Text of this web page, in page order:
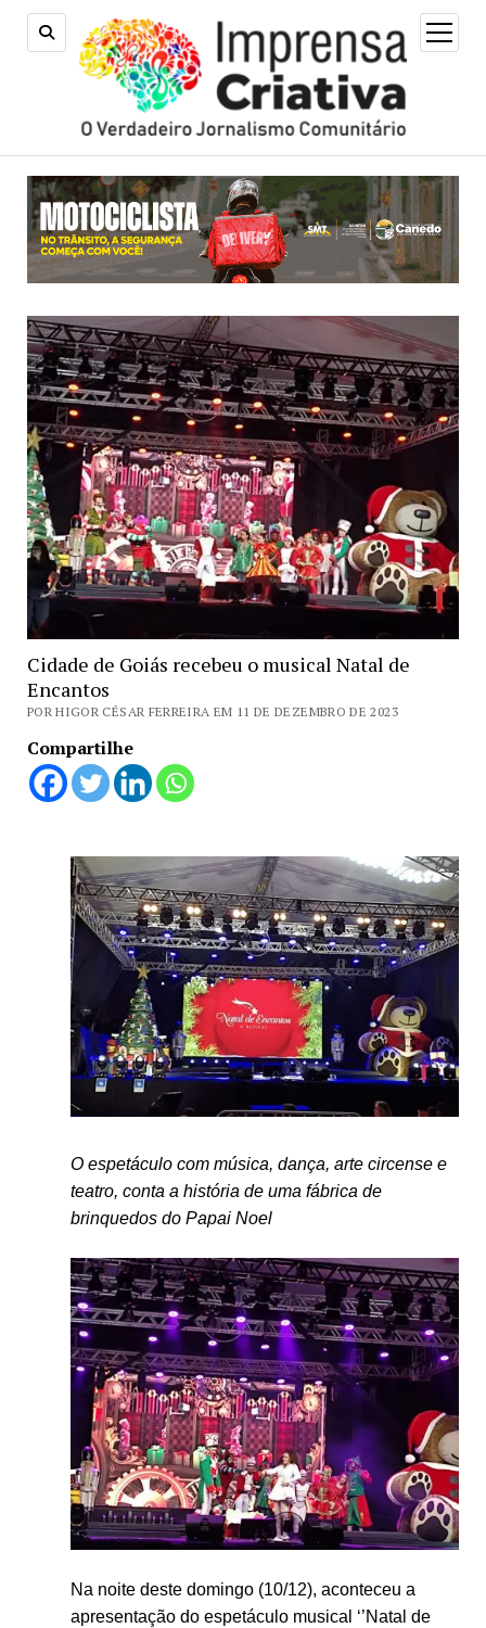
open
menu
Cidade de Goiás recebeu o musical Natal de
Encantos
POR HIGOR CÉSAR FERREIRA EM 11 DE DEZEMBRO DE 2023
Compartilhe
O espetáculo com música, dança, arte circense e
teatro, conta a história de uma fábrica de
brinquedos do Papai Noel
Na noite deste domingo (10/12), aconteceu a
apresentação do espetáculo musical ‘’Natal de